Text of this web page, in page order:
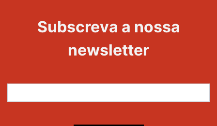
Evento
Subscreva a nossa
newsletter